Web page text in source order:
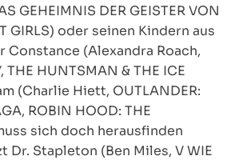
GEHEIMNIS DER GEISTER VON
GIRLS) oder seinen Kindern aus
Constance (Alexandra Roach,
THE HUNTSMAN & THE ICE
(Charlie Hiett, OUTLANDER:
ROBIN HOOD: THE
sich doch herausfinden
Dr. Stapleton (Ben Miles, V WIE